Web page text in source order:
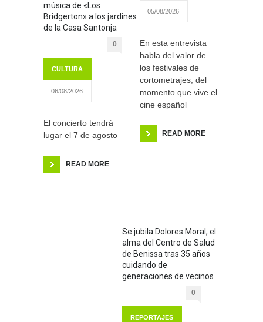
música de «Los
Bridgerton» a los jardines
de la Casa Santonja
0
CULTURA
06/08/2026
El concierto tendrá
lugar el 7 de agosto
READ MORE
05/08/2026
En esta entrevista
habla del valor de
los festivales de
cortometrajes, del
momento que vive el
cine español
READ MORE
Se jubila Dolores Moral, el
alma del Centro de Salud
de Benissa tras 35 años
cuidando de
generaciones de vecinos
0
REPORTAJES